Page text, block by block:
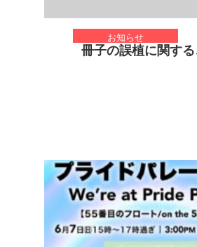
お知らせ
冊子の誤植に関す